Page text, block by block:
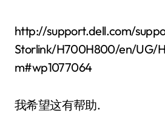
http://support.dell.com/
Storlink/H700H800/en/UG/
m#wp1077064
我希望这有帮助.